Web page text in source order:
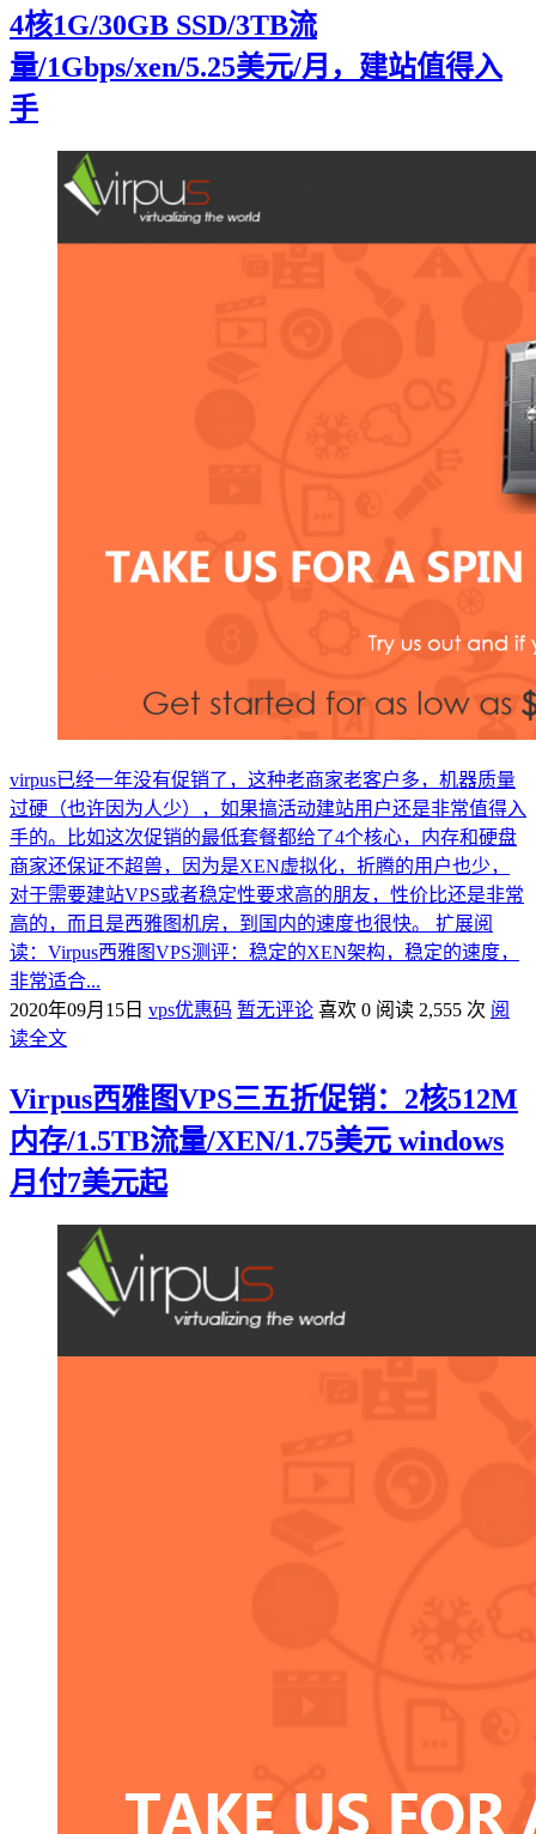
4核1G/30GB SSD/3TB流
量/1Gbps/xen/5.25美元/月，建站值得入
手
virpus已经一年没有促销了，这种老商家老客户多，机器质量
过硬（也许因为人少），如果搞活动建站用户还是非常值得入
手的。比如这次促销的最低套餐都给了4个核心，内存和硬盘
商家还保证不超兽，因为是XEN虚拟化，折腾的用户也少，
对于需要建站VPS或者稳定性要求高的朋友，性价比还是非常
高的，而且是西雅图机房，到国内的速度也很快。 扩展阅
读：Virpus西雅图VPS测评：稳定的XEN架构，稳定的速度，
非常适合...
2020年09月15日 vps优惠码 暂无评论 喜欢 0 阅读 2,555 次 阅
读全文
Virpus西雅图VPS三五折促销：2核512M
内存/1.5TB流量/XEN/1.75美元 windows
月付7美元起